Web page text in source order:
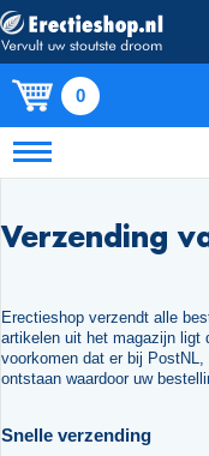
0
Verzending
Erectieshop verzendt alle
artikelen uit het magazijn ligt
voorkomen dat er bij
ontstaan waardoor uw
Snelle verzending